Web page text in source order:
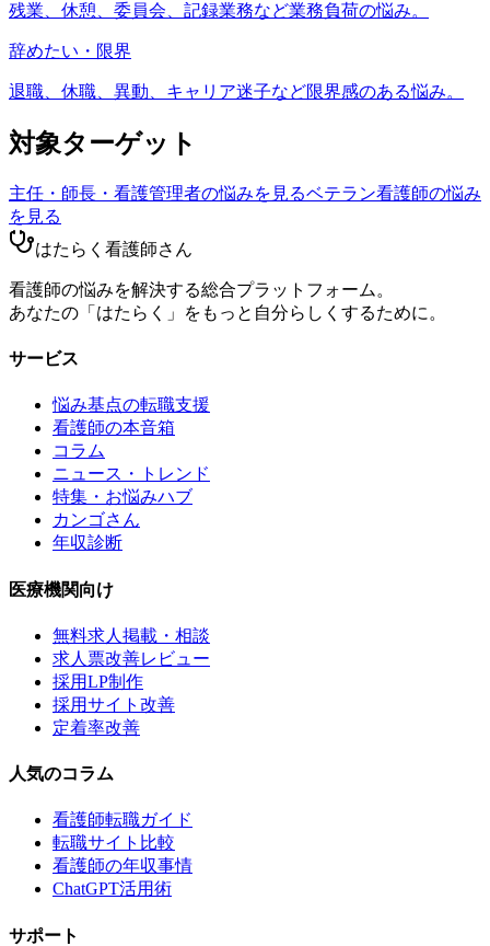
残業、休憩、委員会、記録業務など業務負荷の悩み。
辞めたい・限界
退職、休職、異動、キャリア迷子など限界感のある悩み。
対象ターゲット
主任・師長・看護管理者の悩みを見るベテラン看護師の悩み
を見る
はたらく看護師さん
看護師の悩みを解決する総合プラットフォーム。
あなたの「はたらく」をもっと自分らしくするために。
サービス
悩み基点の転職支援
看護師の本音箱
コラム
ニュース・トレンド
特集・お悩みハブ
カンゴさん
年収診断
医療機関向け
無料求人掲載・相談
求人票改善レビュー
採用LP制作
採用サイト改善
定着率改善
人気のコラム
看護師転職ガイド
転職サイト比較
看護師の年収事情
ChatGPT活用術
サポート